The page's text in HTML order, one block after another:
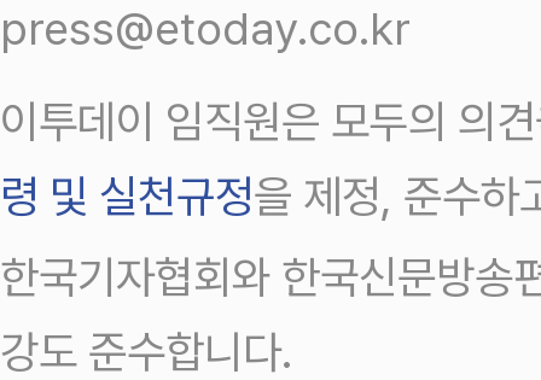
press@etoday.co.kr
이투데이 임직원은 모두의 의
령 및 실천규정을 제정, 준수하
한국기자협회와 한국신문방송
강도 준수합니다.